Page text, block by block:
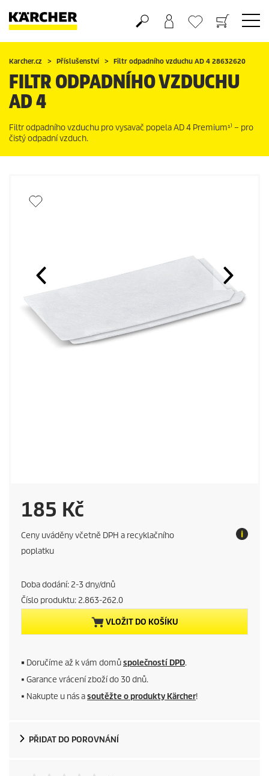
Nákupní košík
Seznam oblíbených produktů
Karcher.cz Příslušenství Filtr odpadního vzduchu AD 4 28632620
FILTR ODPADNÍHO VZDUCHU
AD 4
Filtr odpadního vzduchu pro vysavač popela AD 4 Premium¹⁾ – pro
čistý odpadní vzduch.
C
u
r
r
e
n
t
p
r
o
185 Kč
Ceny uváděny včetně DPH a recyklačního
poplatku
Doba dodání: 2-3 dny/dnů
Číslo produktu: 2.863-262.0
VLOŽIT DO KOŠÍKU
■ Doručíme až k vám domůspolečností DPD.
■ Garance vrácení zboží do 30 dnů.
■ Nakupte u nás asoutěžte o produkty Kärcher!
PŘIDAT DO POROVNÁNÍ